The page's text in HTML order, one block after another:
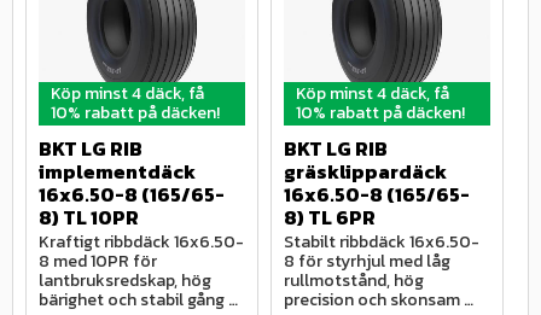
Köp minst 4 däck, få
10% rabatt på däcken!
BKT LG RIB
implementdäck
16x6.50-8 (165/65-
8) TL 10PR
Kraftigt ribbdäck 16x6.50-
8 med 10PR för
lantbruksredskap, hög
bärighet och stabil gång
Köp minst 4 däck, få
10% rabatt på däcken!
BKT LG RIB
gräsklippardäck
16x6.50-8 (165/65-
8) TL 6PR
Stabilt ribbdäck 16x6.50-
8 för styrhjul med låg
rullmotstånd, hög
precision och skonsam